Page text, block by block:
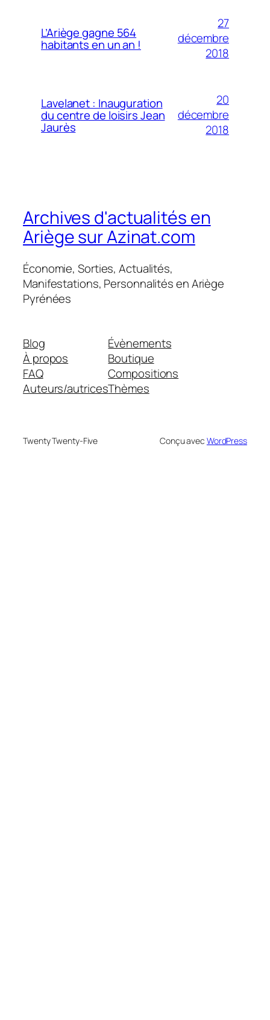
L’Ariège gagne 564
habitants en un an !
27
décembre
2018
Lavelanet : Inauguration
du centre de loisirs Jean
Jaurès
20
décembre
2018
Archives d'actualités en
Ariège sur Azinat.com
Économie, Sorties, Actualités,
Manifestations, Personnalités en Ariège
Pyrénées
Blog
À propos
FAQ
Auteurs/autrices
Évènements
Boutique
Compositions
Thèmes
Twenty Twenty-Five Conçu avec WordPress